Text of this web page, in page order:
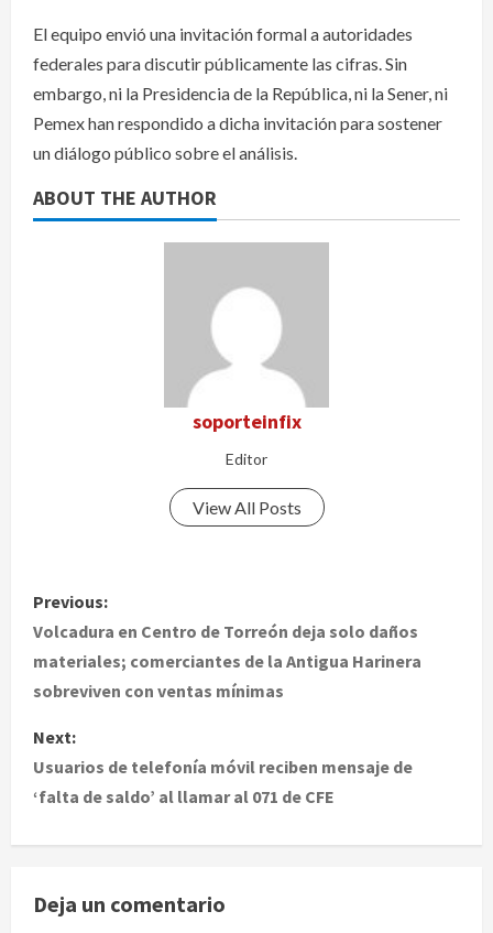
El equipo envió una invitación formal a autoridades
federales para discutir públicamente las cifras. Sin
embargo, ni la Presidencia de la República, ni la Sener, ni
Pemex han respondido a dicha invitación para sostener
un diálogo público sobre el análisis.
ABOUT THE AUTHOR
soporteinfix
Editor
View All Posts
P
o
s
t
n
i
Previous:
Volcadura en Centro de Torreón deja solo daños
materiales; comerciantes de la Antigua Harinera
sobreviven con ventas mínimas
Next:
Usuarios de telefonía móvil reciben mensaje de
‘falta de saldo’ al llamar al 071 de CFE
Deja un comentario